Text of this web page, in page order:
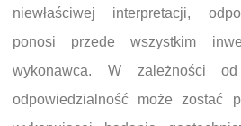
niewłaściwej interpretacji,
ponosi przede wszystkim
wykonawca. W zależności
odpowiedzialność może zostać